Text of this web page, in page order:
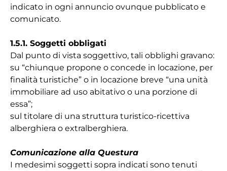
indicato in ogni annuncio ovunque pubblicato e
comunicato.
1.5.1. Soggetti obbligati
Dal punto di vista soggettivo, tali obblighi gravano:
su “chiunque propone o concede in locazione, per
finalità turistiche” o in locazione breve “una unità
immobiliare ad uso abitativo o una porzione di
essa”;
sul titolare di una struttura turistico-ricettiva
alberghiera o extralberghiera.
Comunicazione alla Questura
I medesimi soggetti sopra indicati sono tenuti